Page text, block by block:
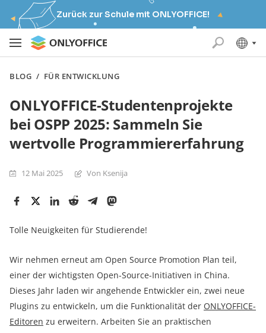
Zurück zur Schule mit ONLYOFFICE!
BLOG / FÜR ENTWICKLUNG
ONLYOFFICE-Studentenprojekte
bei OSPP 2025: Sammeln Sie
wertvolle Programmiererfahrung
12 Mai 2025 Von Ksenija
Tolle Neuigkeiten für Studierende!
Wir nehmen erneut am Open Source Promotion Plan teil,
einer der wichtigsten Open-Source-Initiativen in China.
Dieses Jahr laden wir angehende Entwickler ein, zwei neue
Plugins zu entwickeln, um die Funktionalität der ONLYOFFICE-
Editoren zu erweitern. Arbeiten Sie an praktischen